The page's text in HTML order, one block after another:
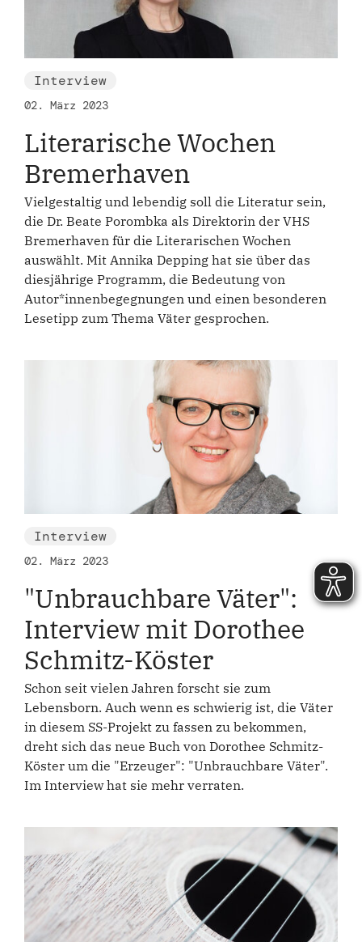
Interview
02. März 2023
Literarische Wochen
Bremerhaven
Vielgestaltig und lebendig soll die Literatur sein,
die Dr. Beate Porombka als Direktorin der VHS
Bremerhaven für die Literarischen Wochen
auswählt. Mit Annika Depping hat sie über das
diesjährige Programm, die Bedeutung von
Autor*innenbegegnungen und einen besonderen
Lesetipp zum Thema Väter gesprochen.
Interview
02. März 2023
"Unbrauchbare Väter":
Interview mit Dorothee
Schmitz-Köster
Schon seit vielen Jahren forscht sie zum
Lebensborn. Auch wenn es schwierig ist, die Väter
in diesem SS-Projekt zu fassen zu bekommen,
dreht sich das neue Buch von Dorothee Schmitz-
Köster um die "Erzeuger": "Unbrauchbare Väter".
Im Interview hat sie mehr verraten.